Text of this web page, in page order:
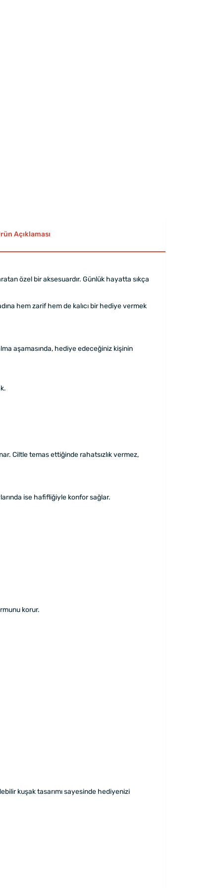
Açıklaması
özel bir aksesuardır. Günlük hayatta sıkça
hem zarif hem de kalıcı bir hediye vermek
aşamasında, hediye edeceğiniz kişinin
Ciltle temas ettiğinde rahatsızlık vermez,
ise hafifliğiyle konfor sağlar.
korur.
kuşak tasarımı sayesinde hediyenizi